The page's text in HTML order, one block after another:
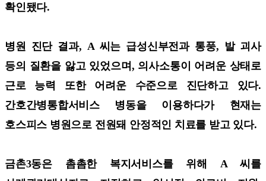
확인됐다.
병원 진단 결과, A 씨는 급성신부전과 통풍, 발 괴사
등의 질환을 앓고 있었으며, 의사소통이 어려운 상태로
근로 능력 또한 어려운 수준으로 진단하고 있다.
간호간병통합서비스 병동을 이용하다가 현재는
호스피스 병원으로 전원돼 안정적인 치료를 받고 있다.
금촌3동은 촘촘한 복지서비스를 위해 A 씨를